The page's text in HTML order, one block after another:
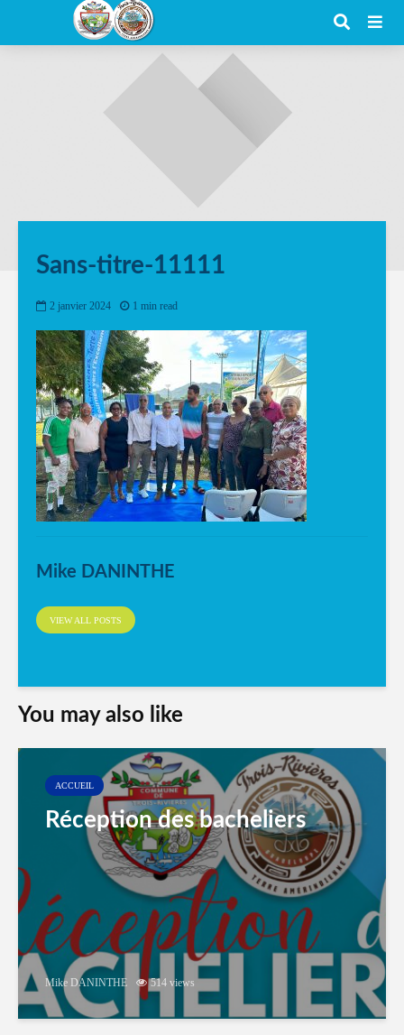
Sans-titre-11111
2 janvier 2024 1 min read
Mike DANINTHE
VIEW ALL POSTS
You may also like
ACCUEIL
Réception des bacheliers
Mike DANINTHE 514 views